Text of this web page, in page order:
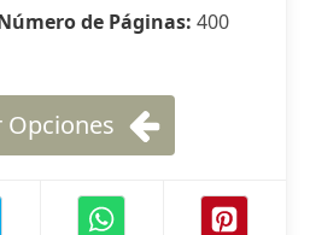
de Páginas: 400
Opciones